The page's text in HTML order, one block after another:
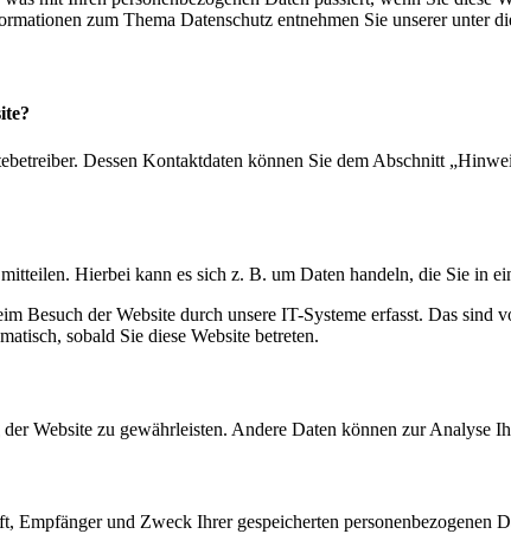
zum Thema Datenschutz entnehmen Sie unserer unter
Dessen Kontaktdaten können Sie dem Abschnitt
Hierbei kann es sich z. B. um Daten handeln, die Sie in
Besuch der Website durch unsere IT-Systeme erfasst. Das sind
sobald Sie diese Website betreten.
Website zu gewährleisten. Andere Daten können zur Analyse
Empfänger und Zweck Ihrer gespeicherten personenbezogenen